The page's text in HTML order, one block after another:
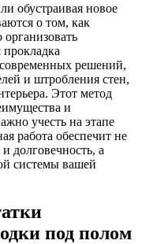
обустраивая новое
о том, как
решений,
и штробления стен,
Этот метод
и
учесть на этапе
работа обеспечит не
долговечность, а
системы вашей
под полом